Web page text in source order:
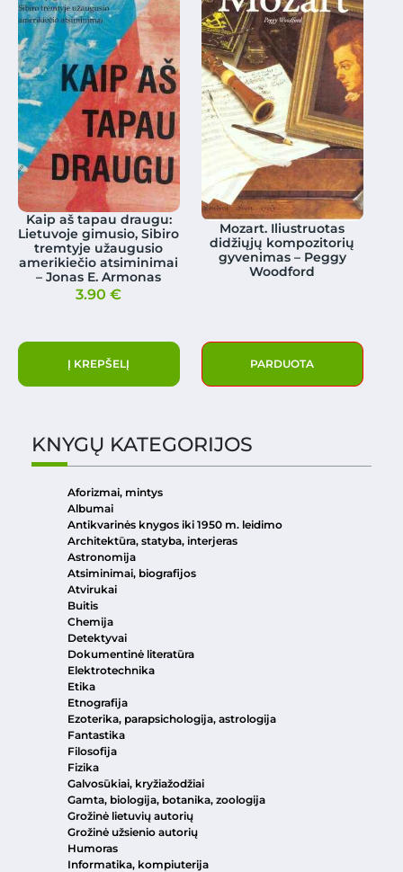
Kaip aš tapau draugu:
Lietuvoje gimusio, Sibiro
tremtyje užaugusio
amerikiečio atsiminimai
– Jonas E. Armonas
3.90€
Į KREPŠELĮ
Mozart. Iliustruotas
didžiųjų kompozitorių
gyvenimas – Peggy
Woodford
PARDUOTA
KNYGŲ KATEGORIJOS
Aforizmai, mintys
Albumai
Antikvarinės knygos iki 1950 m. leidimo
Architektūra, statyba, interjeras
Astronomija
Atsiminimai, biografijos
Atvirukai
Buitis
Chemija
Detektyvai
Dokumentinė literatūra
Elektrotechnika
Etika
Etnografija
Ezoterika, parapsichologija, astrologija
Fantastika
Filosofija
Fizika
Galvosūkiai, kryžiažodžiai
Gamta, biologija, botanika, zoologija
Grožinė lietuvių autorių
Grožinė užsienio autorių
Humoras
Informatika, kompiuterija